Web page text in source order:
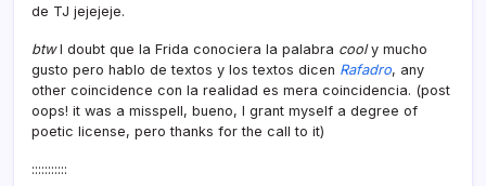
de TJ jejejeje.
btwI doubt que la Frida conociera la palabra cooly mucho
gusto pero hablo de textos y los textos dicen Rafadro, any
other coincidence con la realidad es mera coincidencia. (post
oops! it was a misspell, bueno, I grant myself a degree of
poetic license, pero thanks for the call to it)
:::::::::::